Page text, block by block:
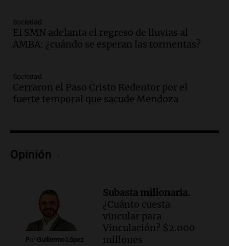
Episodios
Audio.El cardenal Ángel Rossi advirtió
Santa Misa
Episodios
Audio.La Bulaya se prepara para el cierre
participación de miles de visitantes
Episodios
fenómeno del Niño
Panorama Federal
Episodios
Audio.
Una mujer de 40 años muere en
un accidente en la Ruta 321 cerca de
Sociedad
El SMN adelanta el regreso de lluvias al
AMBA: ¿cuándo se esperan las tormentas?
Sociedad
Cerraron el Paso Cristo Redentor por el
fuerte temporal que sacude Mendoza
Opinión
Por Guillermo López
Subasta millonaria.
¿Cuánto cuesta
vincular para
Vinculación? $2.000
millones